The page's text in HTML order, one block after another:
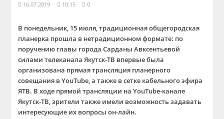
16.07.2019 10:15 0
В понедельник, 15 июля, традиционная общегородская
планерка прошла в нетрадиционном формате: по
поручению главы города Сарданы Авксентьевой
силами телеканала Якутск-ТВ впервые была
организована прямая трансляция планерного
совещания в YouTube, а также в сетке кабельного эфира
ЯТВ. В ходе прямой трансляции на YouTube-канале
Якутск-ТВ, зрители также имели возможность задавать
интересующие их вопросы он-лайн.